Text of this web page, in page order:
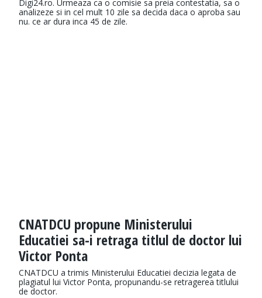
Digi24.ro. Urmeaza ca o comisie sa preia contestatia, sa o
analizeze si in cel mult 10 zile sa decida daca o aproba sau
nu. ce ar dura inca 45 de zile.
CNATDCU propune Ministerului
Educatiei sa-i retraga titlul de doctor lui
Victor Ponta
CNATDCU a trimis Ministerului Educatiei decizia legata de
plagiatul lui Victor Ponta, propunandu-se retragerea titlului
de doctor.